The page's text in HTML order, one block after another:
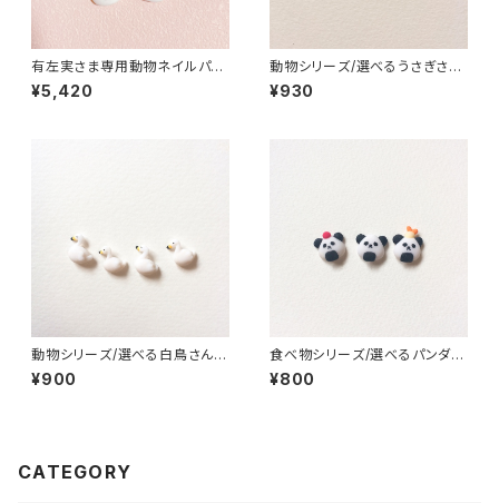
有左実さま専用動物ネイルパー
ツ
¥5,420
動物シリーズ/選べるうさぎさん/
3Dネイルパーツ(3)
¥930
動物シリーズ/選べる白鳥さん/3
Dネイルパーツ(6)
¥900
食べ物シリーズ/選べるパンダお
にぎり/3Dネイルパーツ(2)
¥800
CATEGORY